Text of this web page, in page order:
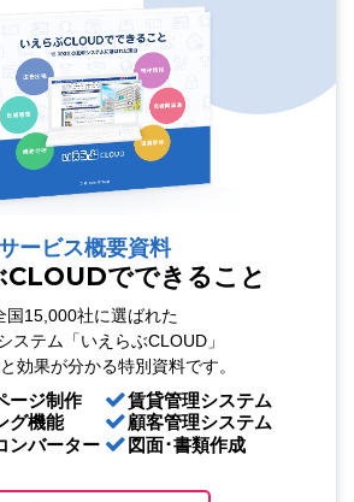
ービス概要資料
CLOUDでできること
国15,000社に選ばれた
ステム「いえらぶCLOUD」
効果が分かる特別資料です。
ージ制作
グ機能
ンバーター
賃貸管理システム
顧客管理システム
図面･書類作成